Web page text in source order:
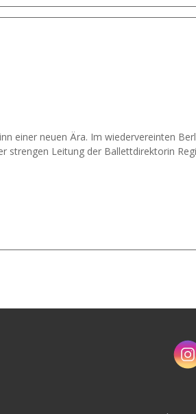
einer neuen Ära. Im wiedervereinten
Leitung der Ballettdirektorin